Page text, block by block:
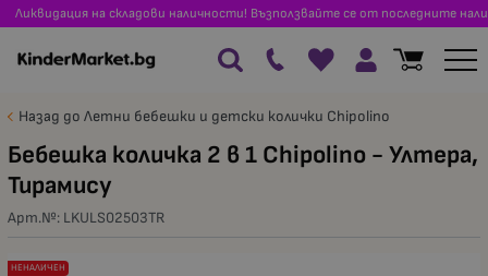
Ликвидация на складови наличности! Възползвайте се от последните
Назад до Летни бебешки и детски колички Chipolino
Бебешка количка 2 в 1 Chipolino - Ултера,
Тирамису
Арт.№: LKULS02503TR
НЕНАЛИЧЕН